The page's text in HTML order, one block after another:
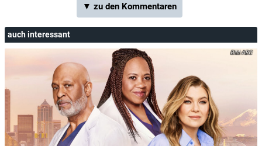
▼ zu den Kommentaren
auch interessant
ABC